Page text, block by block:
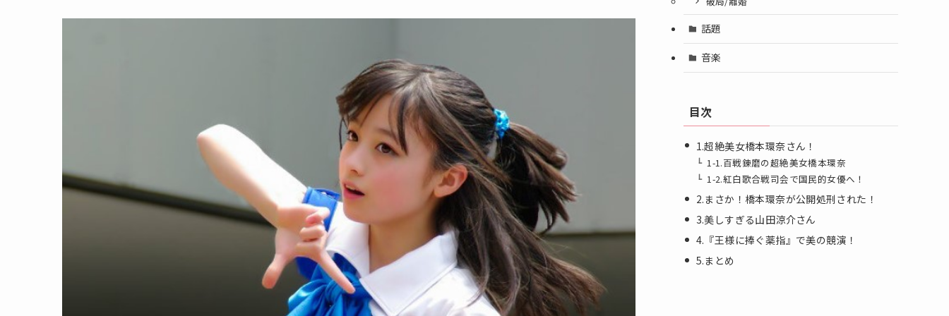
話題
音楽
目次
1.超絶美女橋本環奈さん！
1-1.百戦錬磨の超絶美女橋本環奈
1-2.紅白歌合戦司会で国民的女優へ！
2.まさか！橋本環奈が公開処刑された！
3.美しすぎる山田涼介さん
4.『王様に捧ぐ薬指』で美の競演！
5.まとめ